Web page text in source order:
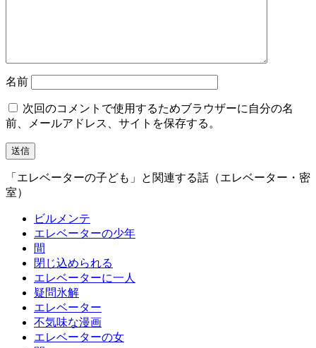
名前
次回のコメントで使用するためブラウザーに自分の名
前、メールアドレス、サイトを保存する。
「エレベーターの子ども」と関連する話（エレベーター・密
室）
ビルメンテ
エレベーターの少年
間
閉じ込められる
エレベーターに一人
疑問氷解
エレベーター
不気味な漫画
エレベーターの女